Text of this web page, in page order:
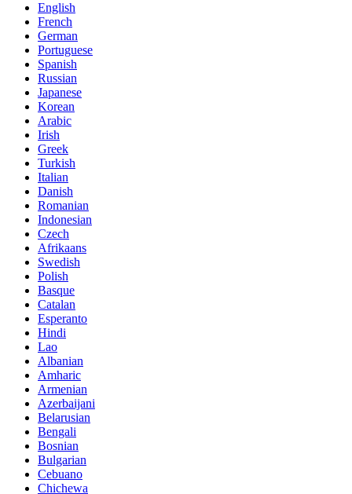
English
French
German
Portuguese
Spanish
Russian
Japanese
Korean
Arabic
Irish
Greek
Turkish
Italian
Danish
Romanian
Indonesian
Czech
Afrikaans
Swedish
Polish
Basque
Catalan
Esperanto
Hindi
Lao
Albanian
Amharic
Armenian
Azerbaijani
Belarusian
Bengali
Bosnian
Bulgarian
Cebuano
Chichewa